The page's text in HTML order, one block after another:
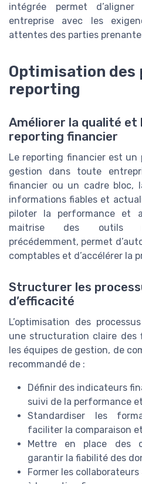
intégrée permet
entreprise avec les
attentes des parties
Optimisation des
reporting
Améliorer la qualité et
reporting financier
Le reporting financier est
gestion dans toute
financier ou un cadre bloc,
informations fiables et
piloter la performance et
maitrise des outils
précédemment, permet
comptables et d’accélérer la
Structurer les
d’efficacité
L’optimisation des
une structuration claire des
les équipes de gestion, de
recommandé de :
Définir des indicateurs
suivi de la performance
Standardiser les
faciliter la comparaison
Mettre en place des
garantir la fiabilité des
Former les